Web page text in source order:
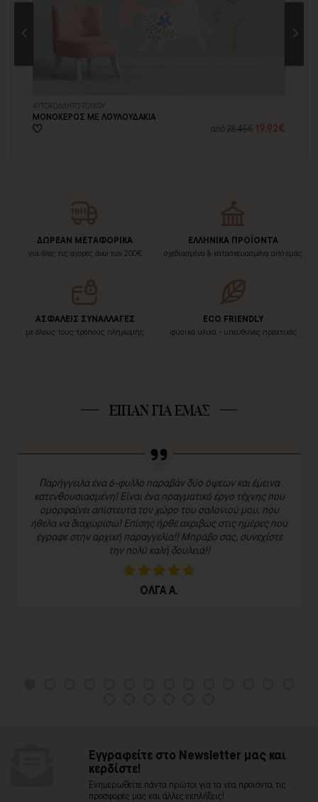
ΑΥΤΟΚΟΛΛΗΤΟ ΤΟΙΧΟΥ
ΜΟΝΟΚΕΡΟΣ ΜΕ ΛΟΥΛΟΥΔΑΚΙΑ
από28,45€ 19,92€
ΔΩΡΕΑΝ ΜΕΤΑΦΟΡΙΚΑ
για όλες τις αγορές άνω των 200€
ΕΛΛΗΝΙΚΑ ΠΡΟΪΟΝΤΑ
σχεδιασμένα & κατασκευασμένα από εμάς
ΑΣΦΑΛΕΙΣ ΣΥΝΑΛΛΑΓΕΣ
με όλους τους τρόπους πληρωμής
ECO FRIENDLY
φυσικά υλικά - υπεύθυνες πρακτικές
ΕΙΠΑΝ ΓΙΑ ΕΜΑΣ
Παρήγγειλα ένα 6-φυλλο παραβάν δύο όψεων και έμεινα
κατενθουσιασμένη! Είναι ένα πραγματικό έργο τέχνης που
ομορφαίνει απίστευτα τον χώρο του σαλονιού μου, που
ήθελα να διαχωρίσω! Επίσης ήρθε ακριβώς στις ημέρες που
έγραφε στην αρχική παραγγελία!! Μπράβο σας, συνεχίστε
την πολύ καλή δουλειά!!
ΟΛΓΑ Α.
Εγγραφείτε στο Newsletter μας και
κερδίστε!
Ενημερωθείτε πάντα πρώτοι για τα νέα προϊόντα, τις
προσφορές μας και άλλες εκπλήξεις!